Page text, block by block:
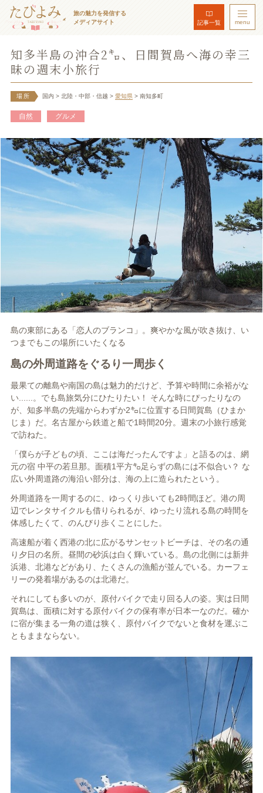
旅の魅力を発信する
メディアサイト
記事一覧 menu
知多半島の沖合2㌔、日間賀島へ海の幸三
昧の週末小旅行
場所 国内 > 北陸・中部・信越 > 愛知県 > 南知多町
自然 グルメ
島の東部にある「恋人のブランコ」。爽やかな風が吹き抜け、い
つまでもこの場所にいたくなる
島の外周道路をぐるり一周歩く
最果ての離島や南国の島は魅力的だけど、予算や時間に余裕がな
い
。でも島旅気分にひたりたい ！ そんな時にぴったりなの
が、知多半島の先端からわずか2㌔に位置する日間賀島（ひまか
じま）だ。名古屋から鉄道と船で1 時間20分。週末の小旅行感覚
で訪ねた。
「僕らが子どもの頃、ここは海だったんですよ」と語るのは、網
元の宿 中平の若旦那。面積1平方㌔足らずの島には不似合い？ な
広い外周道路の海沿い部分は、海の上に造られたという。
外周道路を一周するのに、ゆっ くり歩いても2時間ほど。港の周
辺でレンタサイクルも借りられるが、ゆったり流れる島の時間を
体感したくて、のんびり歩くことに した。
高速船が着く西港の北に広がるサンセットビーチは、その名の通
り夕日の名所。昼間の砂浜は白く 輝いている。島の北側には新井
浜港、北港などがあり、たくさんの漁船が並んでいる。カーフェ
リーの発着場があるのは北港だ。
それにしても多いのが、原付バイクで走り回る人の姿。実は日間
賀島は、面積に対する原付バイクの保有率が日本一なのだ。確か
に宿が集まる一角の道は狭く、原付バイクでないと食材を運ぶこ
とも ままならない。